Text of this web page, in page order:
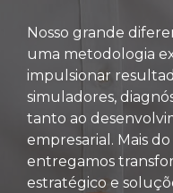
Nosso grande
uma metodologia
impulsionar
simuladores,
tanto ao
empresarial. Mais
entregamos
estratégico e